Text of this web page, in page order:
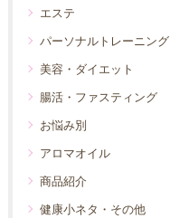
エステ
パーソナルトレーニング
美容・ダイエット
腸活・ファスティング
お悩み別
アロマオイル
商品紹介
健康小ネタ・その他